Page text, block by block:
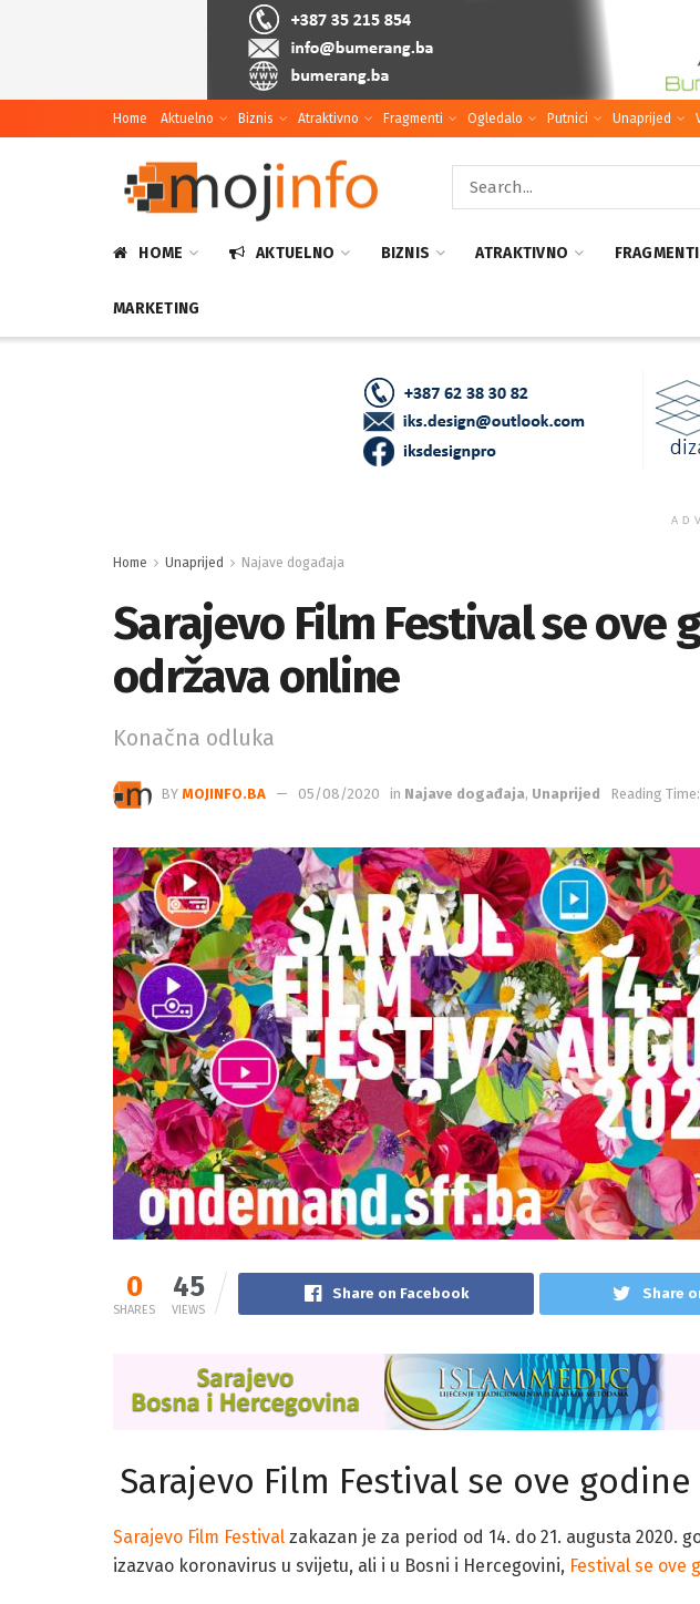
Home Aktuelno Biznis Atraktivno Fragmenti Ogledalo Putnici Unaprijed
HOME AKTUELNO BIZNIS ATRAKTIVNO FRAGMENTI
MARKETING
Home Unaprijed Najave događaja
Sarajevo Film Festival se ove
održava online
Konačna odluka
BY MOJINFO.BA 05/08/2020 in Najave događaja, Unaprijed Reading
0
SHARES
45
VIEWS
Share on Facebook Share
Sarajevo Film Festival se ove
Sarajevo Film Festival zakazan je za period od 14. do 21. augusta 2020.
izazvao koronavirus u svijetu, ali i u Bosni i Hercegovini, Festival se ove